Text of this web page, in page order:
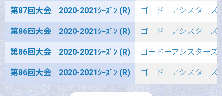
第87回大会 2020-2021ｼｰｽﾞﾝ (R) ゴードーアシスターズ
第86回大会 2020-2021ｼｰｽﾞﾝ (R) ゴードーアシスターズ
第86回大会 2020-2021ｼｰｽﾞﾝ (R) ゴードーアシスターズ
第86回大会 2020-2021ｼｰｽﾞﾝ (R) ゴードーアシスターズ